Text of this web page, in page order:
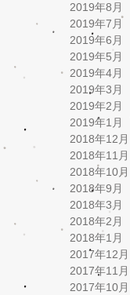
2019年8月
2019年7月
2019年6月
2019年5月
2019年4月
2019年3月
2019年2月
2019年1月
2018年12月
2018年11月
2018年10月
2018年9月
2018年3月
2018年2月
2018年1月
2017年12月
2017年11月
2017年10月